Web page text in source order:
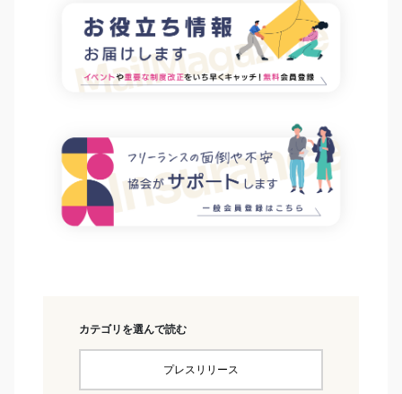
カテゴリを選んで読む
プレスリリース